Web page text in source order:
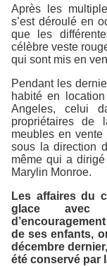
Après les
s’est déroulé en
que les
célèbre veste
qui sont mis en
Pendant les
habité en
Angeles, celui
propriétaires de
meubles en
sous la direction
même qui a
Marylin Monroe.
Les affaires du
glace avec
de ses enfants,
décembre
été conservé par